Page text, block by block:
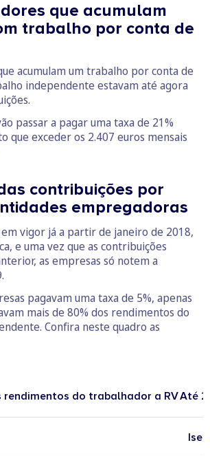
que acumulam
trabalho por conta de
acumulam um trabalho por conta de
independente estavam até agora
passar a pagar uma taxa de 21%
que exceder os 2.407 euros mensais
contribuições por
empregadoras
vigor já a partir de janeiro de 2018,
e uma vez que as contribuições
as empresas só notem a
pagavam uma taxa de 5%, apenas
mais de 80% dos rendimentos do
Confira neste quadro as
rendimentos do trabalhador a RVAté